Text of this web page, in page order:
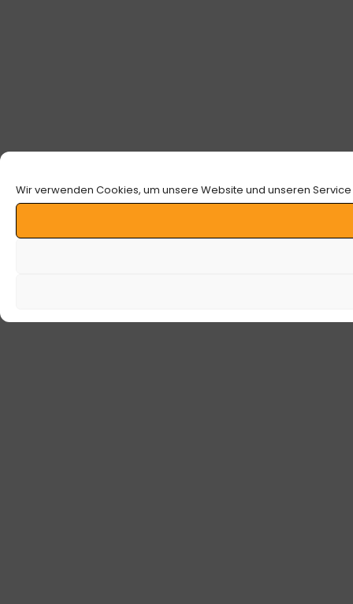
Wir verwenden Cookies, um unsere Website und unseren